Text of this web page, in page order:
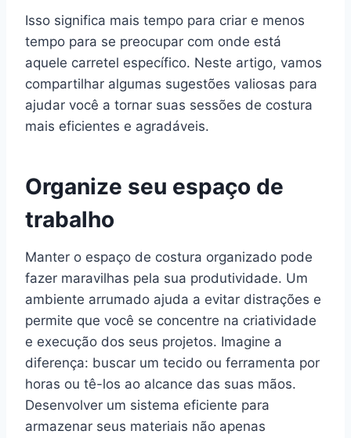
Isso significa mais tempo para criar e menos
tempo para se preocupar com onde está
aquele carretel específico. Neste artigo, vamos
compartilhar algumas sugestões valiosas para
ajudar você a tornar suas sessões de costura
mais eficientes e agradáveis.
Organize seu espaço de
trabalho
Manter o espaço de costura organizado pode
fazer maravilhas pela sua produtividade. Um
ambiente arrumado ajuda a evitar distrações e
permite que você se concentre na criatividade
e execução dos seus projetos. Imagine a
diferença: buscar um tecido ou ferramenta por
horas ou tê-los ao alcance das suas mãos.
Desenvolver um sistema eficiente para
armazenar seus materiais não apenas